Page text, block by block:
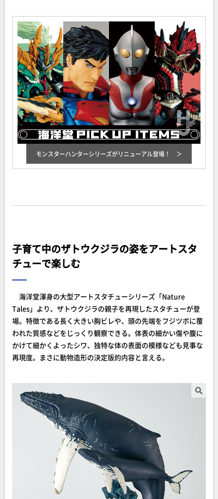
モンスターハンターシリーズがリニューアル登場！
子育て中のザトウクジラの姿をアートスタ
チューで楽しむ
海洋堂渾身の大型アートスタチューシリーズ「Nature
Tales」より、ザトウクジラの親子を再現したスタチューが登
場。特徴である長く大きい胸ビレや、頭の先端をフジツボに覆
われた質感などをじっくり観察できる。体表の細かい傷や腹に
かけて細かくよったシワ、独特な体の表面の模様なども見事な
再現度。まさに動物造形の決定版的内容と言える。